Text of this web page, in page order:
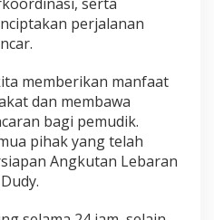
perjalanan
memberikan manfaat
dan membawa
bagi pemudik.
pihak yang telah
Angkutan Lebaran